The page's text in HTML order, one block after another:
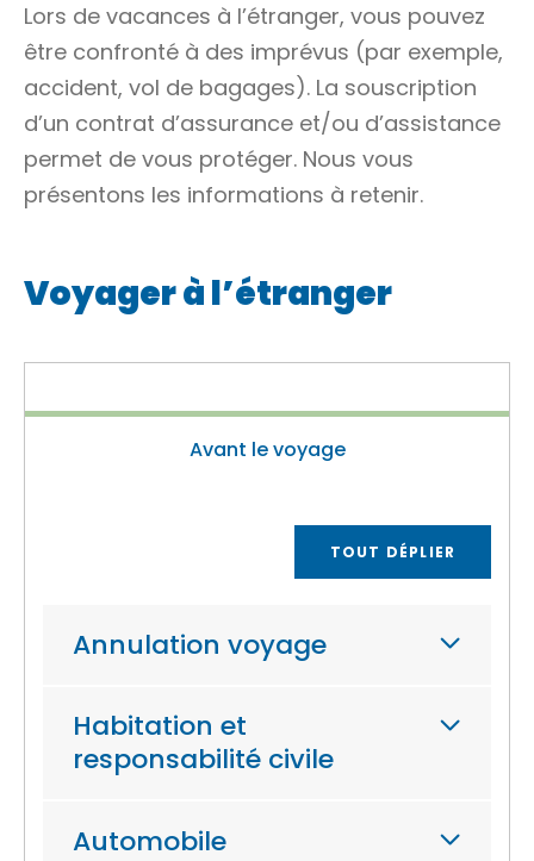
Lors de vacances à l’étranger, vous pouvez
être confronté à des imprévus (par exemple,
accident, vol de bagages). La souscription
d’un contrat d’assurance et/ou d’assistance
permet de vous protéger. Nous vous
présentons les informations à retenir.
Voyager à l’étranger
Avant le voyage
TOUT DÉPLIER
Annulation voyage
Habitation et
responsabilité civile
Automobile